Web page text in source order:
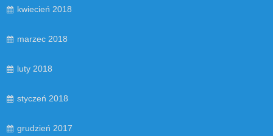
kwiecień 2018
marzec 2018
luty 2018
styczeń 2018
grudzień 2017